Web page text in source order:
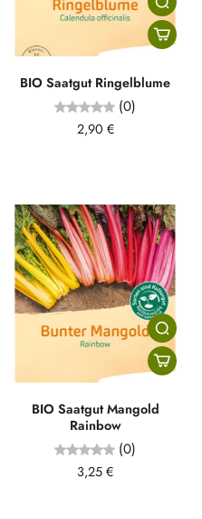
BIO Saatgut Ringelblume
(0)
2,90 €
BIO Saatgut Mangold
Rainbow
(0)
3,25 €